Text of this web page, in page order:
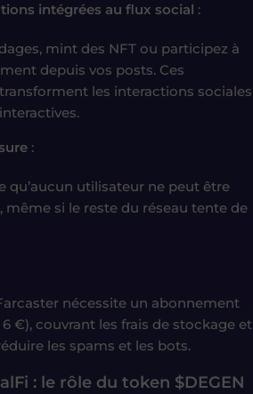
intégrées au flux social :
mint des NFT ou participez à
depuis vos posts. Ces
les interactions sociales
:
qu’aucun utilisateur ne peut être
même si le reste du réseau tente de
nécessite un abonnement
€), couvrant les frais de stockage et
les spams et les bots.
: le rôle du token $DEGEN